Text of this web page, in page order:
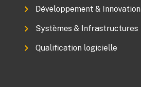
Développement & Innovation
Systèmes & Infrastructures
Qualification logicielle